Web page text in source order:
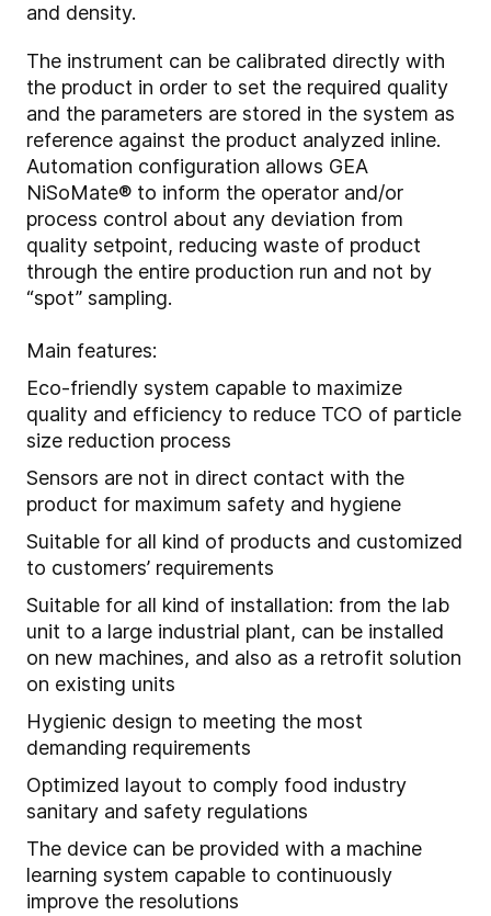
and density.
The instrument can be calibrated directly with
the product in order to set the required quality
and the parameters are stored in the system as
reference against the product analyzed inline.
Automation configuration allows GEA
NiSoMate® to inform the operator and/or
process control about any deviation from
quality setpoint, reducing waste of product
through the entire production run and not by
“spot” sampling.
Main features:
Eco-friendly system capable to maximize
quality and efficiency to reduce TCO of particle
size reduction process
Sensors are not in direct contact with the
product for maximum safety and hygiene
Suitable for all kind of products and customized
to customers’ requirements
Suitable for all kind of installation: from the lab
unit to a large industrial plant, can be installed
on new machines, and also as a retrofit solution
on existing units
Hygienic design to meeting the most
demanding requirements
Optimized layout to comply food industry
sanitary and safety regulations
The device can be provided with a machine
learning system capable to continuously
improve the resolutions